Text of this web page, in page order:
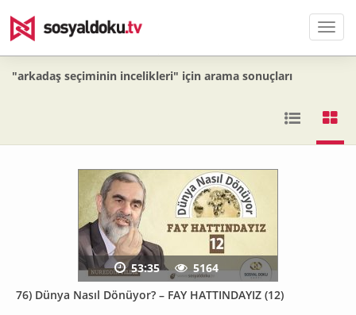
Menü
"arkadaş seçiminin incelikleri" için arama sonuçları
76) Dünya Nasıl Dönüyor? – FAY HATTINDAYIZ (12)
53:35 5164